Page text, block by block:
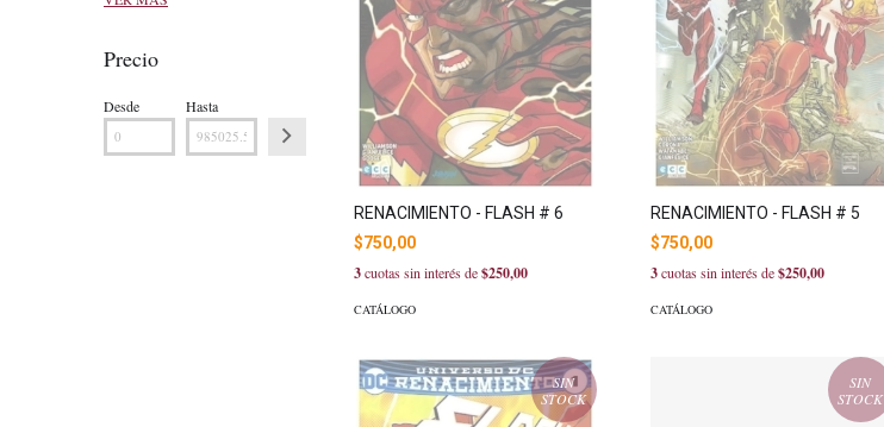
Precio
Desde Hasta
RENACIMIENTO - FLASH # 6
$750,00
3cuotas sin interés de$250,00
CATÁLOGO
RENACIMIENTO - FLASH # 5
$750,00
3cuotas sin interés de$250,00
CATÁLOGO
SIN
STOCK
SIN
STOCK